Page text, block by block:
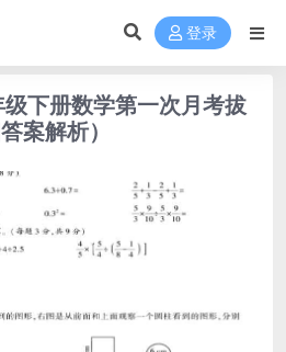
登录
下册数学第一次月考拔
案解析）